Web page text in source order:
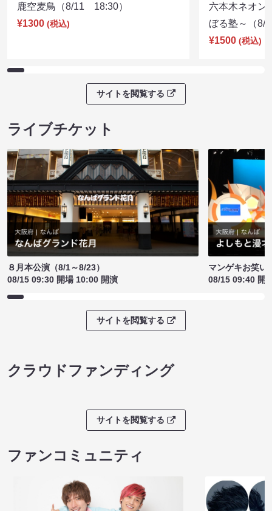
鹿空麦鳥（8/11 18:30）
¥1300 (税込)
六本木ネオン
ぼる塾～（
¥1500 (税込)
サイトを閲覧する
ライブチケット
８月本公演（8/1～8/23）
08/15 09:30 開場 10:00 開演
マンゲキお笑い
08/15 09:40 開
サイトを閲覧する
クラウドファンディング
サイトを閲覧する
ファンコミュニティ